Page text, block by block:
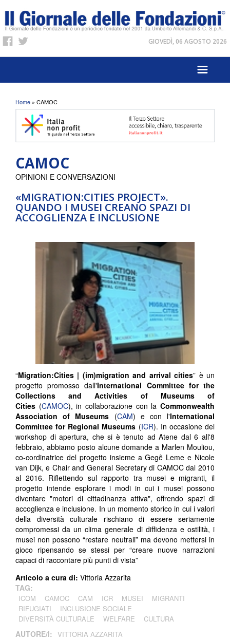
GIOVEDÌ, 06 AGOSTO 2026
Tu sei qui
Home » CAMOC
CAMOC
«MIGRATION:CITIES PROJECT».
QUANDO I MUSEI CREANO SPAZI DI
ACCOGLIENZA E INCLUSIONE
OPINIONI E CONVERSAZIONI
“Migration:Cities | (im)migration and arrival cities” è un
progetto promosso dall'International Committee for the
Collections and Activities of Museums of
Cities (CAMOC), in collaborazione con laCommonwealth
Association of Museums (CAM) e con l'International
Committee for Regional Museums (ICR). In occasione del
workshop di apertura, che si è tenuto ad Atene dal 6 all'8
febbraio, abbiamo posto alcune domande a Marlen Mouliou,
co-cordinatrice del progetto insieme a Gegê Leme e Nicole
van Dijk, e Chair and General Secretary di CAMOC dal 2010
al 2016. Riflettendo sul rapporto tra musei e migranti, il
progetto intende esplorare i modi in cui i musei possono
diventare "motori di cittadinanza attiva", offrendo spazi di
accoglienza e inclusione. In un momento storico in cui i valori
della diversità culturale rischiano di essere seriamente
compromessi da un clima generale di diffidenza e ostilità, i
musei non possono “restare neutrali” ma devono mettersi in
gioco ripensando se stessi per “creare nuove narrazioni
capaci di raccontare più punti di vista”
Articolo a cura di: Vittoria Azzarita
TAG:
ICOM CAMOC CAM ICR MUSEI
MIGRANTI
RIFUGIATI
INCLUSIONE SOCIALE
DIVERSITÀ CULTURALE
WELFARE CULTURA
AUTORE/I: VITTORIA AZZARITA